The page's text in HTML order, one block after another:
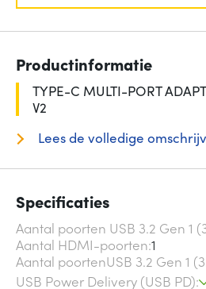
Productinformatie
TYPE-C MULTI-PORT
V2
Lees de volledige
Specificaties
Aantal poorten USB 3.2 Gen 1
Aantal HDMI-poorten 1
Aantal poortenUSB 3.2 Gen 1
USB Power Delivery (USB PD)